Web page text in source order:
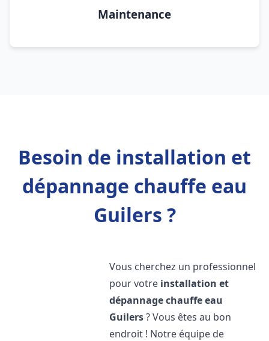
Maintenance
Besoin de installation et
dépannage chauffe eau
Guilers ?
Vous cherchez un professionnel
pour votre installation et
dépannage chauffe eau
Guilers? Vous êtes au bon
endroit ! Notre équipe de